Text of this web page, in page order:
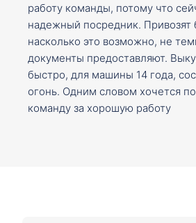
работу команды, потому что
надежный посредник. Привозят
насколько это возможно, не
документы предоставляют.
быстро, для машины 14 года,
огонь. Одним словом хочется
команду за хорошую работу